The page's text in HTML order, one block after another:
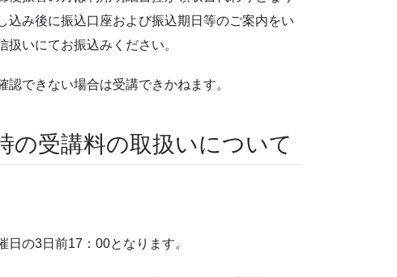
込み後に振込口座および振込期日等のご案内をい
いにてお振込みください。
できない場合は受講できかねます。
の受講料の取扱いについて
の3日前17：00となります。